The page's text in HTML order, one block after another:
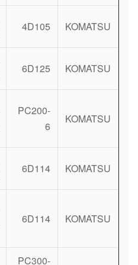
KOMATSU
4D105
KOMATSU
6D125
KOMATSU
PC200-
6
KOMATSU
6D114
KOMATSU
6D114
PC300-